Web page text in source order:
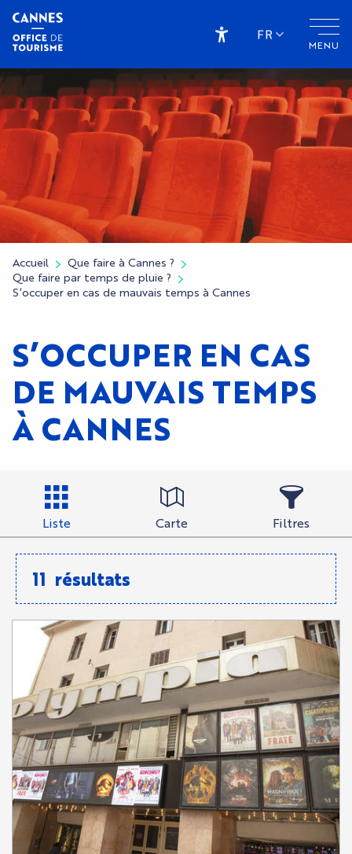
Aller
contenu
principal
MENU
Accessibilité
FR
Accueil
Que faire à Cannes ?
Que faire par temps de pluie ?
S’occuper en cas de mauvais temps à Cannes
S’OCCUPER EN CAS
DE MAUVAIS TEMPS
À CANNES
Liste Carte Filtres
11 résultats